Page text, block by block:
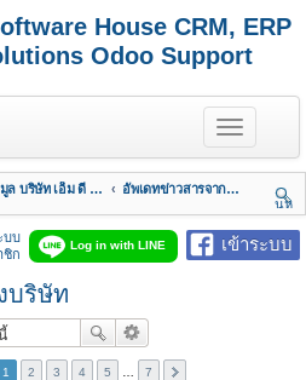
House CRM, ERP
Odoo Support
T
o
g
l
e
n
a
ถามข้อมูล บริษัท เอ็ม ดี ซอฟต์ จำกัด
อัพเดทข่าวสารจากทางบริษัท
นห
า
เข้าระบบ
Log in with LINE
บบ
ชิก
บริษัท
1 2 3 4 5 7